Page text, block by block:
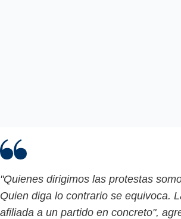
"Quienes dirigimos las protestas
Quien diga lo contrario se equivoca.
afiliada a un partido en concreto",